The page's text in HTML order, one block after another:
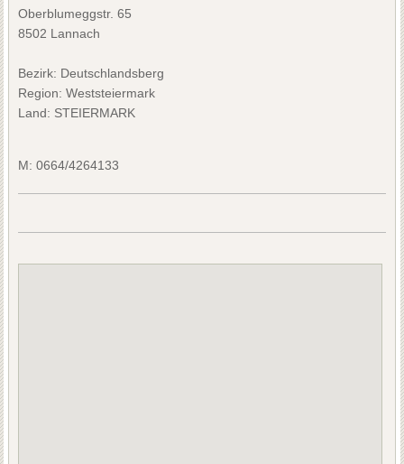
Oberblumeggstr. 65
8502 Lannach
Bezirk: Deutschlandsberg
Region: Weststeiermark
Land: STEIERMARK
M: 0664/4264133